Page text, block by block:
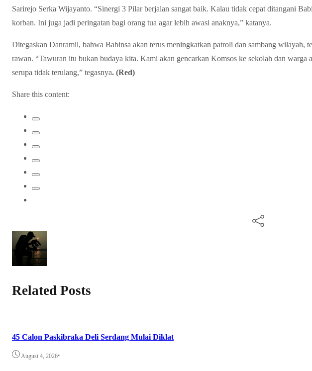
Sarirejo Serka Wijayanto. “Sinergi 3 Pilar berjalan sangat baik. Kalau tidak cepat ditangani
korban. Ini juga jadi peringatan bagi orang tua agar lebih awasi anaknya,” katanya.
Ditegaskan Danramil, bahwa Babinsa akan terus meningkatkan patroli dan sambang wilayah,
rawan. “Tawuran itu bukan budaya kita. Kami akan gencarkan Komsos ke sekolah dan warga
serupa tidak terulang,” tegasnya. (Red)
Share this content:
Related Posts
45 Calon Paskibraka Deli Serdang Mulai Diklat
August 4, 2026•